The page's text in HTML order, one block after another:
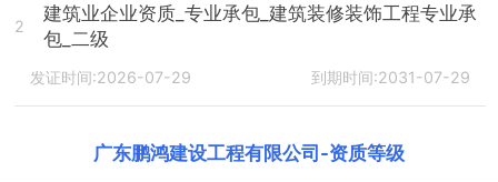
2
建筑业企业资质_专业承包_建筑装修装饰工程专业承
包_二级
发证时间:2026-07-29 到期时间:2031-07-29
广东鹏鸿建设工程有限公司 -资质等级